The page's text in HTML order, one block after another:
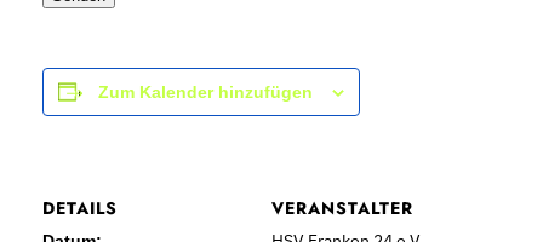
Zum Kalender hinzufügen
DETAILS VERANSTALTER